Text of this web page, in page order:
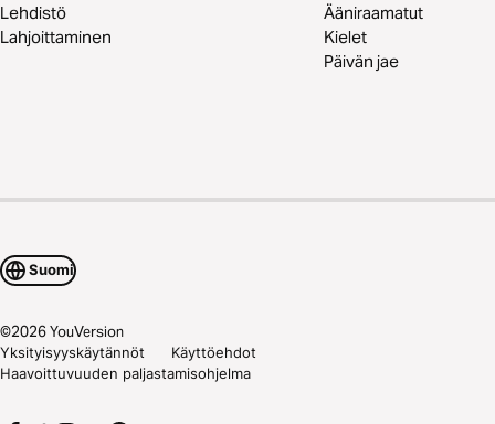
Lehdistö
Lahjoittaminen
Ääniraamatut
Kielet
Päivän jae
Suomi
©2026YouVersion
Yksityisyyskäytännöt
Käyttöehdot
Haavoittuvuuden paljastamisohjelma